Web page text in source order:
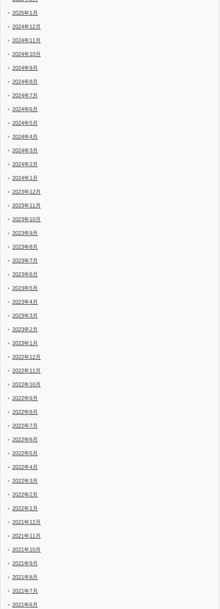
2025年1月
2024年12月
2024年11月
2024年10月
2024年9月
2024年8月
2024年7月
2024年6月
2024年5月
2024年4月
2024年3月
2024年2月
2024年1月
2023年12月
2023年11月
2023年10月
2023年9月
2023年8月
2023年7月
2023年6月
2023年5月
2023年4月
2023年3月
2023年2月
2023年1月
2022年12月
2022年11月
2022年10月
2022年9月
2022年8月
2022年7月
2022年6月
2022年5月
2022年4月
2022年3月
2022年2月
2022年1月
2021年12月
2021年11月
2021年10月
2021年9月
2021年8月
2021年7月
2021年6月